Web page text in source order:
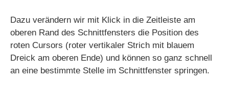
Dazu verändern wir mit Klick in die Zeitleiste am
oberen Rand des Schnittfensters die Position des
roten Cursors (roter vertikaler Strich mit blauem
Dreick am oberen Ende) und können so ganz schnell
an eine bestimmte Stelle im Schnittfenster springen.